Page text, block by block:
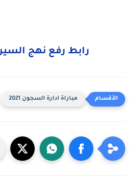
رابط رفع نهج
مباراة ادارة السجون 2021